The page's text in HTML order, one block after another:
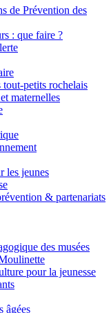
de Prévention des
: que faire ?
tout-petits rochelais
maternelles
les jeunes
& partenariats
des musées
pour la jeunesse
âgées